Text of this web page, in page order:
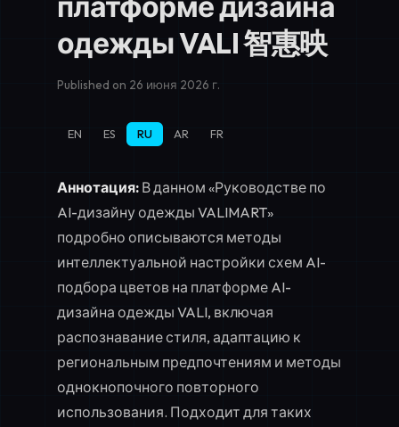
одежды VALI 智惠映
Published on 26 июня 2026 г.
EN ES RU AR FR
Аннотация: В данном «Руководстве по
AI-дизайну одежды VALIMART»
подробно описываются методы
интеллектуальной настройки схем AI-
подбора цветов на платформе AI-
дизайна одежды VALI, включая
распознавание стиля, адаптацию к
региональным предпочтениям и методы
однокнопочного повторного
использования. Подходит для таких